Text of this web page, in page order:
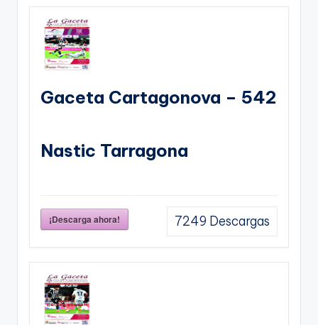
Gaceta Cartagonova – 542
Nastic Tarragona
¡Descarga ahora! 7249 Descargas